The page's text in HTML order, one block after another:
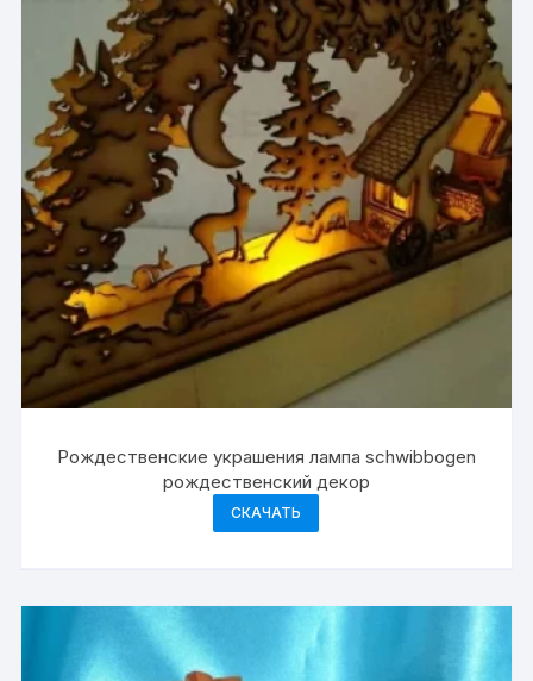
Рождественские украшения лампа schwibbogen
рождественский декор
СКАЧАТЬ